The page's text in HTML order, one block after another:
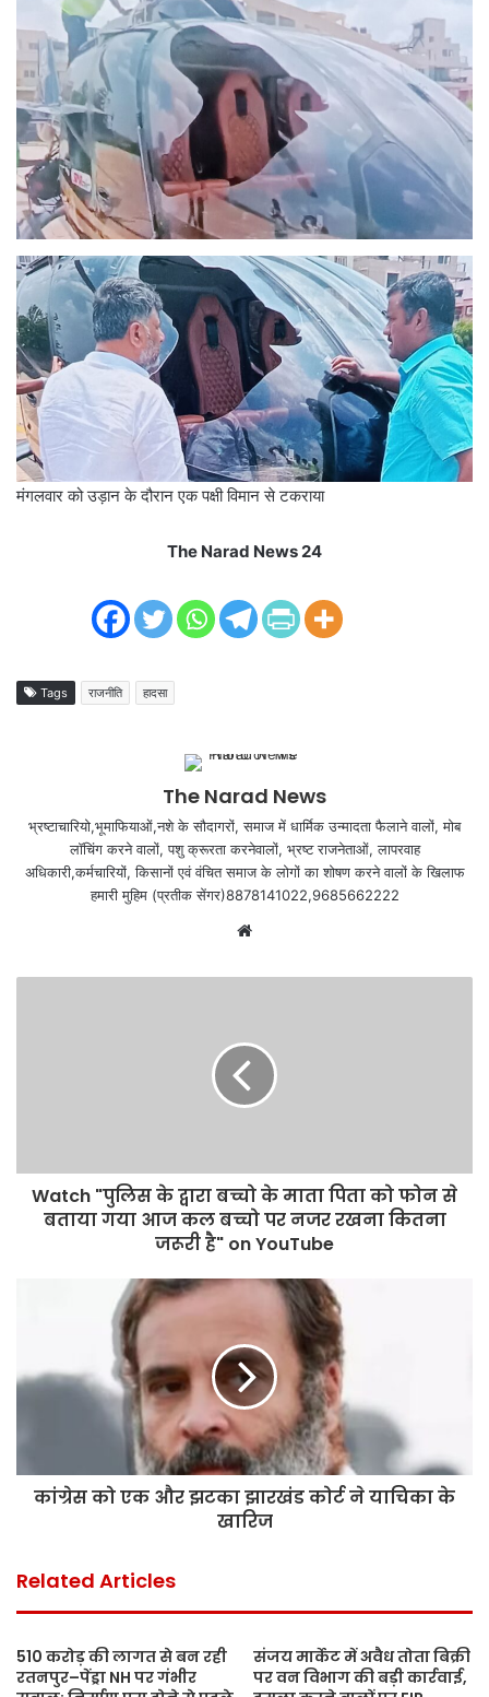
मंगलवार को उड़ान के दौरान एक पक्षी विमान से टकराया
The Narad News 24
Tags राजनीति हादसा
The Narad News
भ्रष्टाचारियो,भूमाफियाओं,नशे के सौदागरों, समाज में धार्मिक उन्मादता फैलाने वालों, मोब
लॉचिंग करने वालों, पशु क्रूरता करनेवालों, भ्रष्ट राजनेताओं, लापरवाह
अधिकारी,कर्मचारियों, किसानों एवं वंचित समाज के लोगों का शोषण करने वालों के खिलाफ
हमारी मुहिम (प्रतीक सेंगर)8878141022,9685662222
Website
Watch "पुलिस के द्वारा बच्चो के माता पिता को फोन से
बताया गया आज कल बच्चो पर नजर रखना कितना
जरूरी है" on YouTube
कांग्रेस को एक और झटका झारखंड कोर्ट ने याचिका के
खारिज
Related Articles
510 करोड़ की लागत से बन रही
रतनपुर–पेंड्रा NH पर गंभीर
संजय मार्केट में अवैध तोता बिक्री
पर वन विभाग की बड़ी कार्रवाई,